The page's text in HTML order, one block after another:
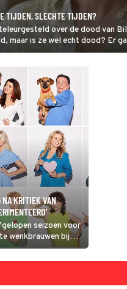
TIJDEN, SLECHTE TIJDEN?
over de dood van
maar is ze wel echt dood? Er
NA KRITIEK VAN
seizoen voor
wenkbrauwen bij
en gaan van
en